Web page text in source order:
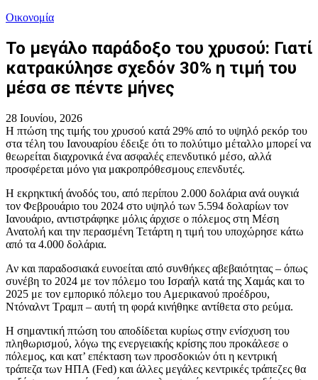
Οικονομία
Το μεγάλο παράδοξο του χρυσού: Γιατί
κατρακύλησε σχεδόν 30% η τιμή του
μέσα σε πέντε μήνες
28 Ιουνίου, 2026
Η πτώση της τιμής του χρυσού κατά 29% από το υψηλό ρεκόρ του
στα τέλη του Ιανουαρίου έδειξε ότι το πολύτιμο μέταλλο μπορεί να
θεωρείται διαχρονικά ένα ασφαλές επενδυτικό μέσο, αλλά
προσφέρεται μόνο για μακροπρόθεσμους επενδυτές.
Η εκρηκτική άνοδός του, από περίπου 2.000 δολάρια ανά ουγκιά
τον Φεβρουάριο του 2024 στο υψηλό των 5.594 δολαρίων τον
Ιανουάριο, αντιστράφηκε μόλις άρχισε ο πόλεμος στη Μέση
Ανατολή και την περασμένη Τετάρτη η τιμή του υποχώρησε κάτω
από τα 4.000 δολάρια.
Αν και παραδοσιακά ευνοείται από συνθήκες αβεβαιότητας – όπως
συνέβη το 2024 με τον πόλεμο του Ισραήλ κατά της Χαμάς και το
2025 με τον εμπορικό πόλεμο του Αμερικανού προέδρου,
Ντόναλντ Τραμπ – αυτή τη φορά κινήθηκε αντίθετα στο ρεύμα.
Η σημαντική πτώση του αποδίδεται κυρίως στην ενίσχυση του
πληθωρισμού, λόγω της ενεργειακής κρίσης που προκάλεσε ο
πόλεμος, και κατ’ επέκταση των προσδοκιών ότι η κεντρική
τράπεζα των ΗΠΑ (Fed) και άλλες μεγάλες κεντρικές τράπεζες θα